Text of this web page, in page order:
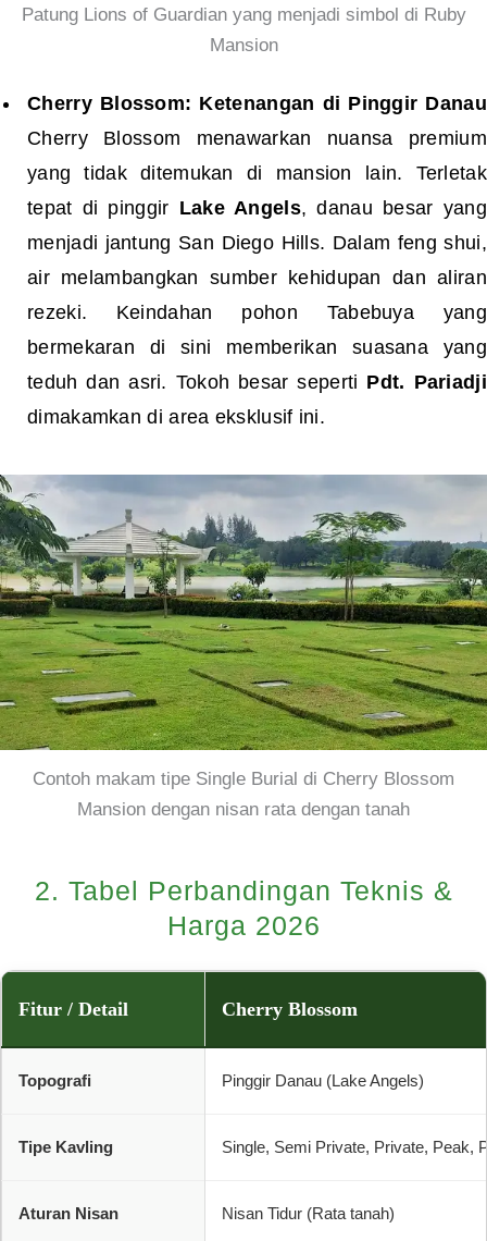
Patung Lions of Guardian yang menjadi simbol di Ruby
Mansion
Cherry Blossom: Ketenangan di Pinggir Danau
Cherry Blossom menawarkan nuansa premium
yang tidak ditemukan di mansion lain. Terletak
tepat di pinggir Lake Angels, danau besar yang
menjadi jantung San Diego Hills. Dalam feng shui,
air melambangkan sumber kehidupan dan aliran
rezeki. Keindahan pohon Tabebuya yang
bermekaran di sini memberikan suasana yang
teduh dan asri. Tokoh besar seperti Pdt. Pariadji
dimakamkan di area eksklusif ini.
Contoh makam tipe Single Burial di Cherry Blossom
Mansion dengan nisan rata dengan tanah
2. Tabel Perbandingan Teknis &
Harga 2026
Fitur / Detail Cherry Blossom
Topografi Pinggir Danau (Lake Angels)
Tipe Kavling Single, Semi Private, Private, Peak,
Aturan Nisan Nisan Tidur (Rata tanah)